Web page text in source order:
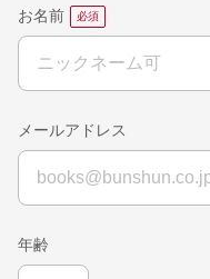
お名前
メールアドレス
年齢